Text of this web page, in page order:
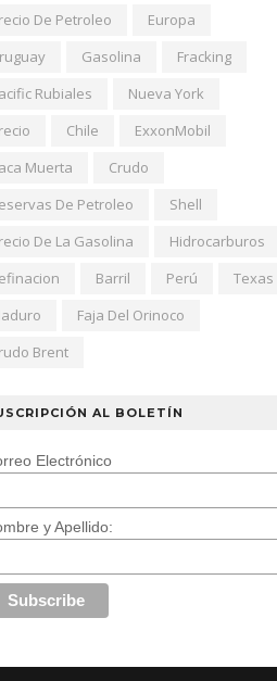
De Petroleo
Europa
Gasolina
Fracking
Rubiales
Nueva York
Chile
ExxonMobil
Muerta
Crudo
De Petroleo
Shell
De La Gasolina
Hidrocarburos
Barril Perú
Texas
Faja Del Orinoco
Brent
AL BOLETÍN
Electrónico
y Apellido: